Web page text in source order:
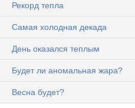
Рекорд тепла
Самая холодная декада
День оказался теплым
Будет ли аномальная жара?
Весна будет?